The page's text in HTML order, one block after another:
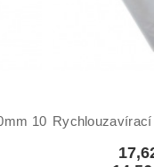
100ks